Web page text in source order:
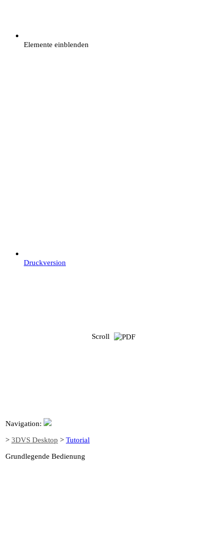
Elemente einblenden
Druckversion
Navigation:
> 3DVS Desktop > Tutorial
Grundlegende Bedienung
Scroll